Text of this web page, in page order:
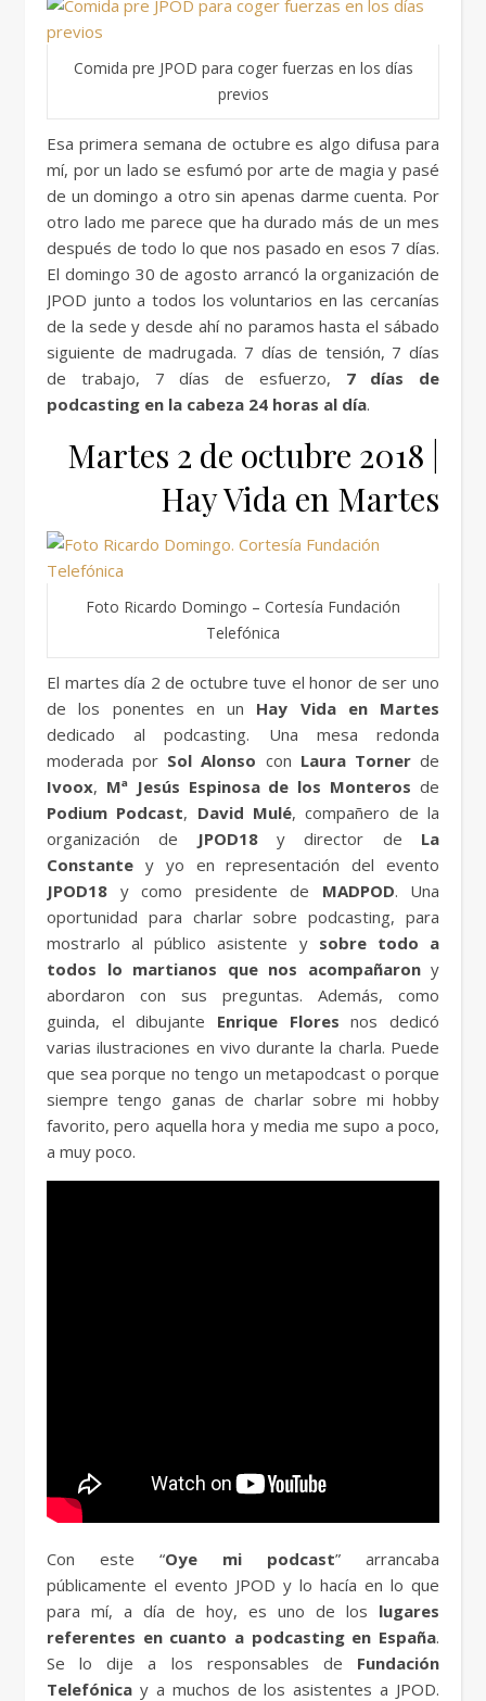
Comida pre JPOD para coger fuerzas en los días
previos
Esa primera semana de octubre es algo difusa para
mí, por un lado se esfumó por arte de magia y pasé
de un domingo a otro sin apenas darme cuenta. Por
otro lado me parece que ha durado más de un mes
después de todo lo que nos pasado en esos 7 días.
El domingo 30 de agosto arrancó la organización de
JPOD junto a todos los voluntarios en las cercanías
de la sede y desde ahí no paramos hasta el sábado
siguiente de madrugada. 7 días de tensión, 7 días
de trabajo, 7 días de esfuerzo, 7 días de
podcasting en la cabeza 24 horas al día.
Martes 2 de octubre 2018 |
Hay Vida en Martes
Foto Ricardo Domingo – Cortesía Fundación
Telefónica
El martes día 2 de octubre tuve el honor de ser uno
de los ponentes en un Hay Vida en Martes
dedicado al podcasting. Una mesa redonda
moderada por Sol Alonso con Laura Tornerde
Ivoox, Mª Jesús Espinosa de los Monteros de
Podium Podcast, David Mulé, compañero de la
organización de
JPOD18y director de La
Constante y yo en representación del evento
JPOD18 y como presidente de MADPOD. Una
oportunidad para charlar sobre podcasting, para
mostrarlo al público asistente y sobre todo a
todos lo martianos que nos acompañarony
abordaron con sus preguntas. Además, como
guinda, el dibujante Enrique Flores nos dedicó
varias ilustraciones en vivo durante la charla. Puede
que sea porque no tengo un metapodcast o porque
siempre tengo ganas de charlar sobre mi hobby
favorito, pero aquella hora y media me supo a poco,
a muy poco.
Con este “Oye mi podcast” arrancaba
públicamente el evento JPOD y lo hacía en lo que
para mí, a día de hoy, es uno de los lugares
referentes en cuanto a podcasting en España.
Se lo dije a los responsables de Fundación
Telefónica y a muchos de los asistentes a JPOD.